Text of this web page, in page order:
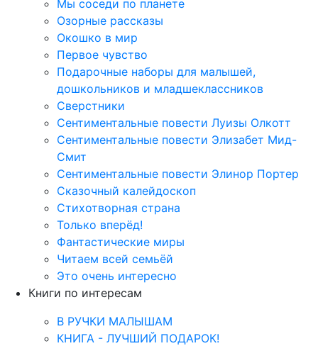
Мы соседи по планете
Озорные рассказы
Окошко в мир
Первое чувство
Подарочные наборы для малышей,
дошкольников и младшеклассников
Сверстники
Сентиментальные повести Луизы Олкотт
Сентиментальные повести Элизабет Мид-
Смит
Сентиментальные повести Элинор Портер
Сказочный калейдоскоп
Стихотворная страна
Только вперёд!
Фантастические миры
Читаем всей семьёй
Это очень интересно
Книги по интересам
В РУЧКИ МАЛЫШАМ
КНИГА - ЛУЧШИЙ ПОДАРОК!